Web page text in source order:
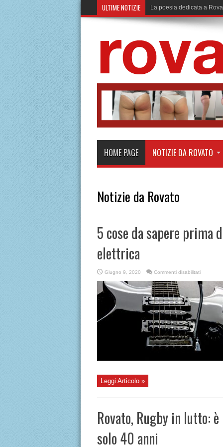
ULTIME NOTIZIE La poesia dedicata a
HOME PAGE NOTIZIE DA ROVATO
Notizie da Rovato
5 cose da sapere prima
elettrica
Giugno 9, 2020 Commenti disabilitatisu
cose
da
sapere
prima
di
a
suonare
chitarra
elettrica
Leggi Articolo »
Rovato, Rugby in lutto:
solo 40 anni